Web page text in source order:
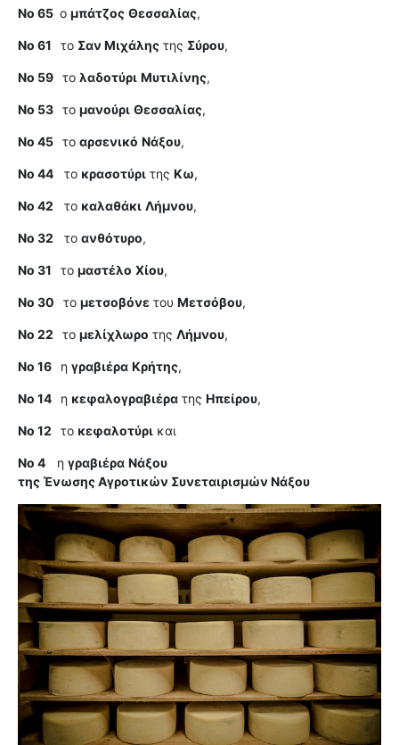
Νο 65 ο μπάτζος Θεσσαλίας,
Νο 61 το Σαν Μιχάλης της Σύρου,
Νο 59 το λαδοτύρι Μυτιλίνης,
Νο 53 το μανούρι Θεσσαλίας,
Νο 45 το αρσενικό Νάξου,
Νο 44 το κρασοτύρι της Κω,
Νο 42 το καλαθάκι Λήμνου,
Νο 32 το ανθότυρο,
Νο 31 το μαστέλο Χίου,
Νο 30 το μετσοβόνε του Μετσόβου,
Νο 22 το μελίχλωρο της Λήμνου,
Νο 16 η γραβιέρα Κρήτης,
Νο 14 η κεφαλογραβιέρα της Ηπείρου,
Νο 12 το κεφαλοτύρι και
Νο 4 η γραβιέρα Νάξου
της Ένωσης Αγροτικών Συνεταιρισμών Νάξου